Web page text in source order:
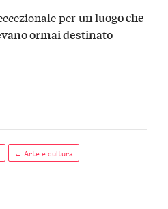
perun luogo che
ormai destinato
← Arte e cultura